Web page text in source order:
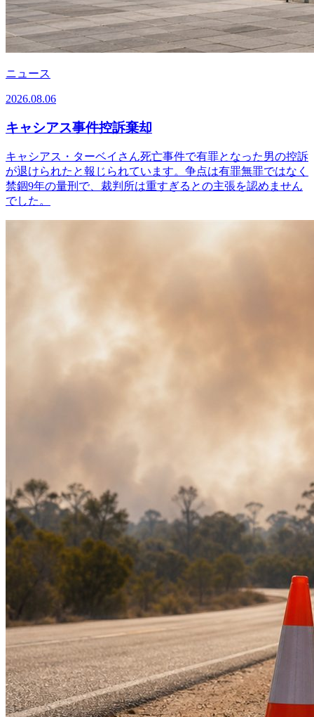
ニュース
2026.08.06
キャシアス事件控訴棄却
キャシアス・ターベイさん死亡事件で有罪となった男の控訴
が退けられたと報じられています。争点は有罪無罪ではなく
禁錮9年の量刑で、裁判所は重すぎるとの主張を認めません
でした。